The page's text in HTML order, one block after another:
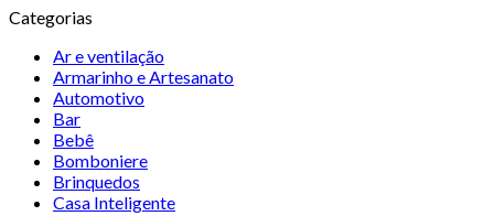
Categorias
Ar e ventilação
Armarinho e Artesanato
Automotivo
Bar
Bebê
Bomboniere
Brinquedos
Casa Inteligente